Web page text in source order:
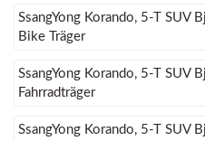
SsangYong Korando, 5-T SUV
Bike Träger
SsangYong Korando, 5-T SUV
Fahrradträger
SsangYong Korando, 5-T SUV